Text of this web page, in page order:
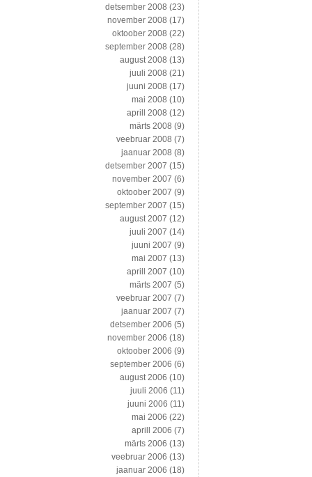
detsember 2008 (23)
november 2008 (17)
oktoober 2008 (22)
september 2008 (28)
august 2008 (13)
juuli 2008 (21)
juuni 2008 (17)
mai 2008 (10)
aprill 2008 (12)
märts 2008 (9)
veebruar 2008 (7)
jaanuar 2008 (8)
detsember 2007 (15)
november 2007 (6)
oktoober 2007 (9)
september 2007 (15)
august 2007 (12)
juuli 2007 (14)
juuni 2007 (9)
mai 2007 (13)
aprill 2007 (10)
märts 2007 (5)
veebruar 2007 (7)
jaanuar 2007 (7)
detsember 2006 (5)
november 2006 (18)
oktoober 2006 (9)
september 2006 (6)
august 2006 (10)
juuli 2006 (11)
juuni 2006 (11)
mai 2006 (22)
aprill 2006 (7)
märts 2006 (13)
veebruar 2006 (13)
jaanuar 2006 (18)